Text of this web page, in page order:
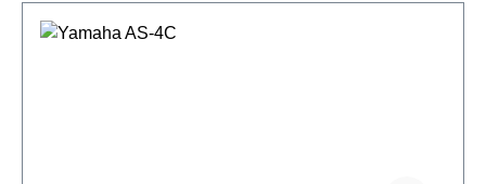
Handschweiß und ätzenden SubstanzenKunststoff-